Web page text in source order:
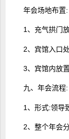
年会场地布置:
1、充气拱门
2、宾馆入口
3、宾馆内放
九、年会流程:
1、形式:领导
2、整个年会